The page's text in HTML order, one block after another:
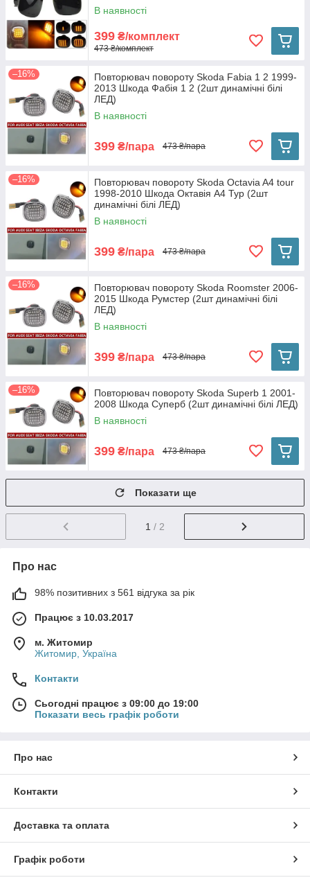
В наявності
399 ₴/комплект
473 ₴/комплект
–16%
Повторювач повороту Skoda Fabia 1 2 1999-
2013 Шкода Фабія 1 2 (2шт динамічні білі
ЛЕД)
В наявності
399 ₴/пара 473 ₴/пара
–16%
Повторювач повороту Skoda Octavia A4 tour
1998-2010 Шкода Октавія А4 Тур (2шт
динамічні білі ЛЕД)
В наявності
399 ₴/пара 473 ₴/пара
–16%
Повторювач повороту Skoda Roomster 2006-
2015 Шкода Румстер (2шт динамічні білі
ЛЕД)
В наявності
399 ₴/пара 473 ₴/пара
–16%
Повторювач повороту Skoda Superb 1 2001-
2008 Шкода Суперб (2шт динамічні білі ЛЕД)
В наявності
399 ₴/пара 473 ₴/пара
Показати ще
1 / 2
Про нас
98% позитивних з 561 відгука за рік
Працює з 10.03.2017
м. Житомир
Житомир, Україна
Контакти
Сьогодні працює з 09:00 до 19:00
Показати весь графік роботи
Про нас
Контакти
Доставка та оплата
Графік роботи